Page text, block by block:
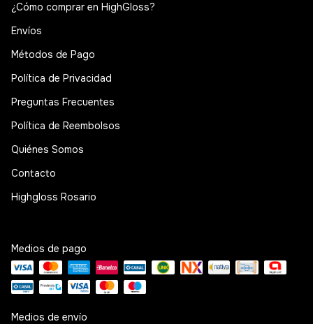
¿Cómo comprar en HighGloss?
Envíos
Métodos de Pago
Política de Privacidad
Preguntas Frecuentes
Política de Reembolsos
Quiénes Somos
Contacto
Highgloss Rosario
Medios de pago
Medios de envío